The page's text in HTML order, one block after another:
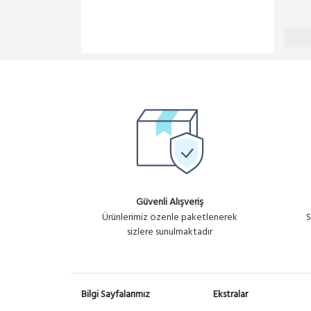
Güvenli Alışveriş
Ürünlerimiz özenle paketlenerek
sizlere sunulmaktadır
Bilgi Sayfalarımız
Ekstralar